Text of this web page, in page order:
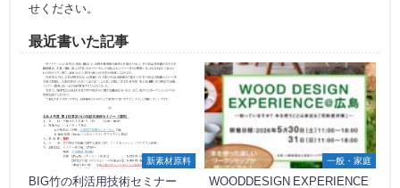
せください。
最近書いた記事
新素材原料
BIG竹の利活用技術セミナー
一般・家庭
WOODDESIGN EXPERIENCE